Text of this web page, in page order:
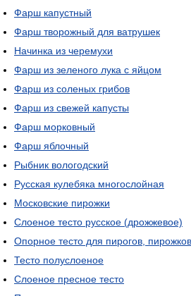
Фарш капустный
Фарш творожный для ватрушек
Начинка из черемухи
Фарш из зеленого лука с яйцом
Фарш из соленых грибов
Фарш из свежей капусты
Фарш морковный
Фарш яблочный
Рыбник вологодский
Русская кулебяка многослойная
Московские пирожки
Слоеное тесто русское (дрожжевое)
Опорное тесто для пирогов,
Тесто полуслоеное
Слоеное пресное тесто